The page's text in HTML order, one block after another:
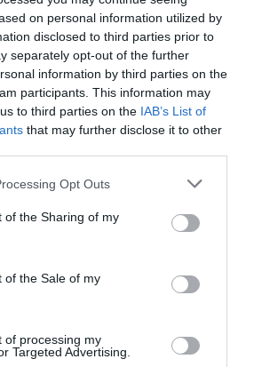
on personal information utilized by
disclosed to third parties prior to
separately opt-out of the further
information by third parties on the
participants. This information may
to third parties on the IAB’s List of
that may further disclose it to other
Opt Outs
of the Sharing of my
of the Sale of my
of processing my
Targeted Advertising.
l'article :
City : Air France ouvre un pont
latine
: